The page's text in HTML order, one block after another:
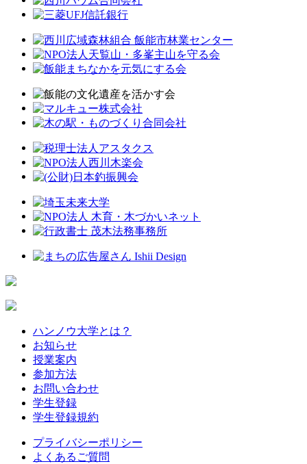
ハンノウ大学とは？
お知らせ
授業案内
参加方法
お問い合わせ
学生登録
学生登録規約
プライバシーポリシー
よくあるご質問